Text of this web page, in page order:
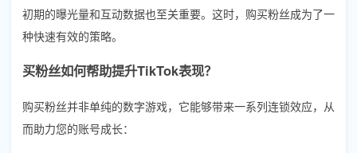
初期的曝光量和互动数据也至关重要。这时，购买粉丝成为了一
种快速有效的策略。
买粉丝如何帮助提升TikTok表现？
购买粉丝并非单纯的数字游戏，它能够带来一系列连锁效应，从
而助力您的账号成长：